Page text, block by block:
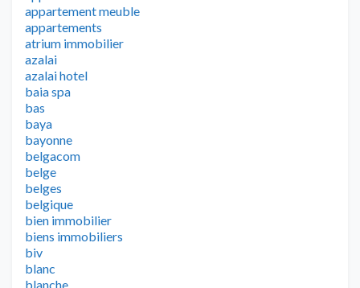
appartement meuble
appartements
atrium immobilier
azalai
azalai hotel
baia spa
bas
baya
bayonne
belgacom
belge
belges
belgique
bien immobilier
biens immobiliers
biv
blanc
blanche